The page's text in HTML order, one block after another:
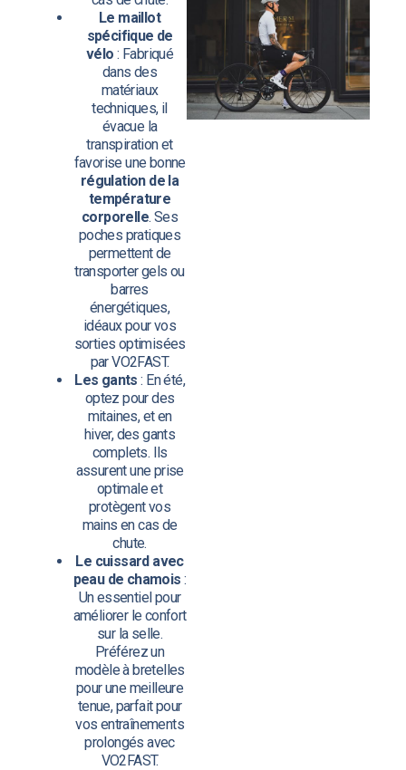
Le maillot
spécifique de
vélo : Fabriqué
dans des
matériaux
techniques, il
évacue la
transpiration et
favorise une bonne
régulation de la
température
corporelle. Ses
poches pratiques
permettent de
transporter gels ou
barres
énergétiques,
idéaux pour vos
sorties optimisées
par VO2FAST.
Les gants : En été,
optez pour des
mitaines, et en
hiver, des gants
complets. Ils
assurent une prise
optimale et
protègent vos
mains en cas de
chute.
Le cuissard avec
peau de chamois :
Un essentiel pour
améliorer le confort
sur la selle.
Préférez un
modèle à bretelles
pour une meilleure
tenue, parfait pour
vos entraînements
prolongés avec
VO2FAST.